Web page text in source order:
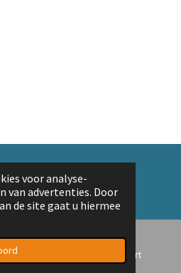
voor analyse-
van advertenties. Door
de site gaat u hiermee
Kaart